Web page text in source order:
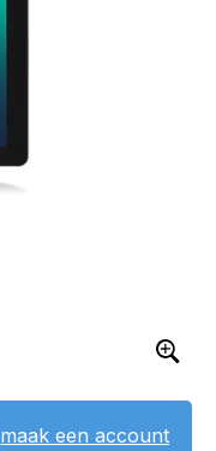
maak een account